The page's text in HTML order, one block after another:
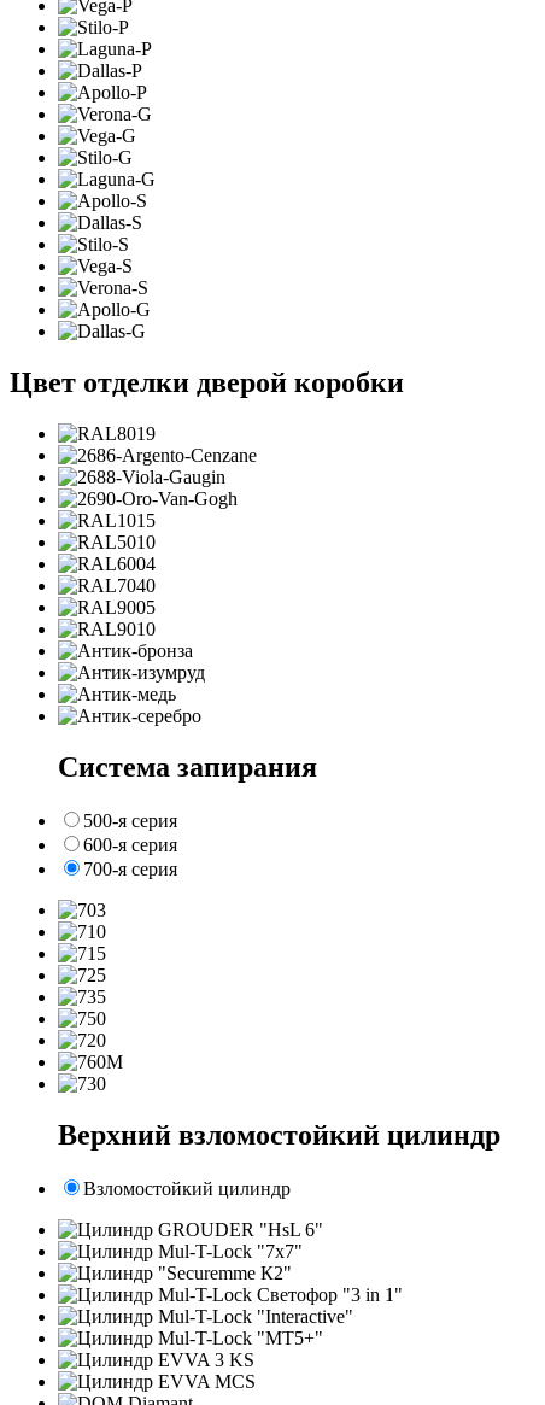
Цвет отделки дверой коробки
Система запирания
500-я серия
600-я серия
700-я серия
Верхний взломостойкий цилиндр
Взломостойкий цилиндр